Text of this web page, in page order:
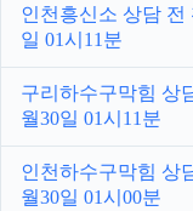
인천흥신소 상담 전
일 01시11분
구리하수구막힘 상
월30일 01시11분
인천하수구막힘 상
월30일 01시00분